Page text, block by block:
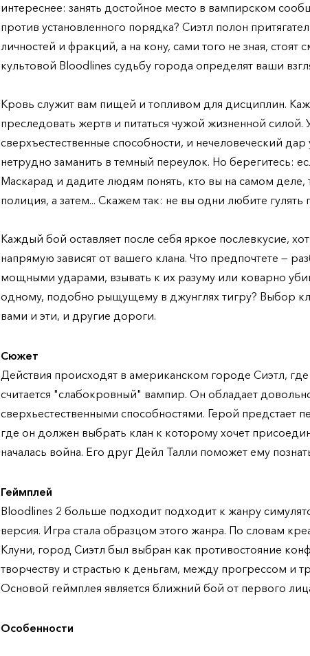
интереснее: занять достойное место в вампирском
против установленного порядка? Сиэтл полон
личностей и фракций, а на кону, сами того не зная,
культовой Bloodlines судьбу города определят ваши
Кровь служит вам пищей и топливом для дисциплин.
преследовать жертв и питаться чужой жизненной силой.
сверхъестественные способности, и нечеловеческий
нетрудно заманить в темный переулок. Но берегитесь:
Маскарад и дадите людям понять, кто вы на самом деле,
полиция, а затем... Скажем так: не вы одни любите гулять
Каждый бой оставляет после себя яркое послевкусие,
напрямую зависят от вашего клана. Что предпочтете —
мощными ударами, взывать к их разуму или коварно
одному, подобно рыщущему в джунглях тигру? Выбор
вами и эти, и другие дороги.
Сюжет
Действия происходят в американском городе Сиэтл,
считается "слабокровный" вампир. Он обладает
сверхьестественными способностями. Герой предстает
где он должен выбрать клан к которому хочет
началась война. Его друг Дейл Талли поможет ему
Геймплей
Bloodlines 2 больше подходит подходит к жанру
версия. Игра стала образцом этого жанра. По словам
Клуни, город Сиэтл был выбран как противостояние
творчеству и страстью к деньгам, между прогрессом и
Основой геймплея является ближний бой от первого
Особенности